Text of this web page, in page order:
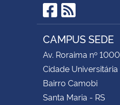
Facebook
RSS
CAMPUS SEDE
Av. Roraima nº 1000
Cidade Universitária
Bairro Camobi
Santa Maria - RS